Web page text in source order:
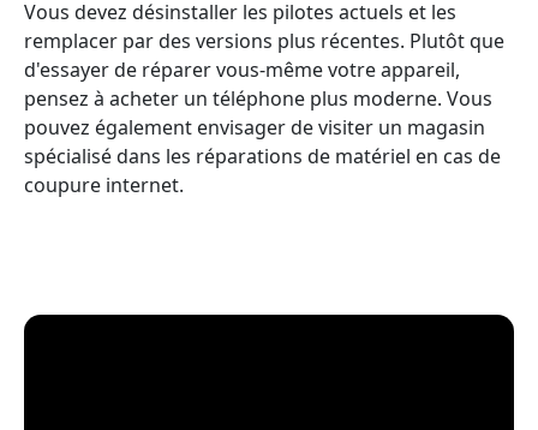
Vous devez désinstaller les pilotes actuels et les
remplacer par des versions plus récentes. Plutôt que
d'essayer de réparer vous-même votre appareil,
pensez à acheter un téléphone plus moderne. Vous
pouvez également envisager de visiter un magasin
spécialisé dans les réparations de matériel en cas de
coupure internet.